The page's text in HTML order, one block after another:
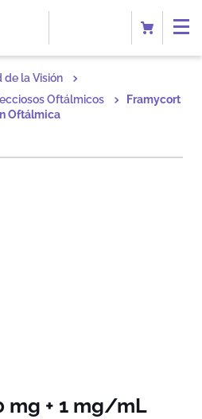
de la Visión
Oftálmicos
Framycort
Oftálmica
mg + 1 mg/mL